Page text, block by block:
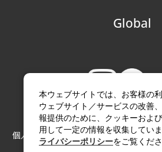
Global
個人情報の取り扱い サイトのご利用
本ウェブサイトでは、お客様の
ウェブサイト／サービスの改善
報提供のために、クッキーおよ
用して一定の情報を収集してい
ライバシーポリシーをご覧くださ